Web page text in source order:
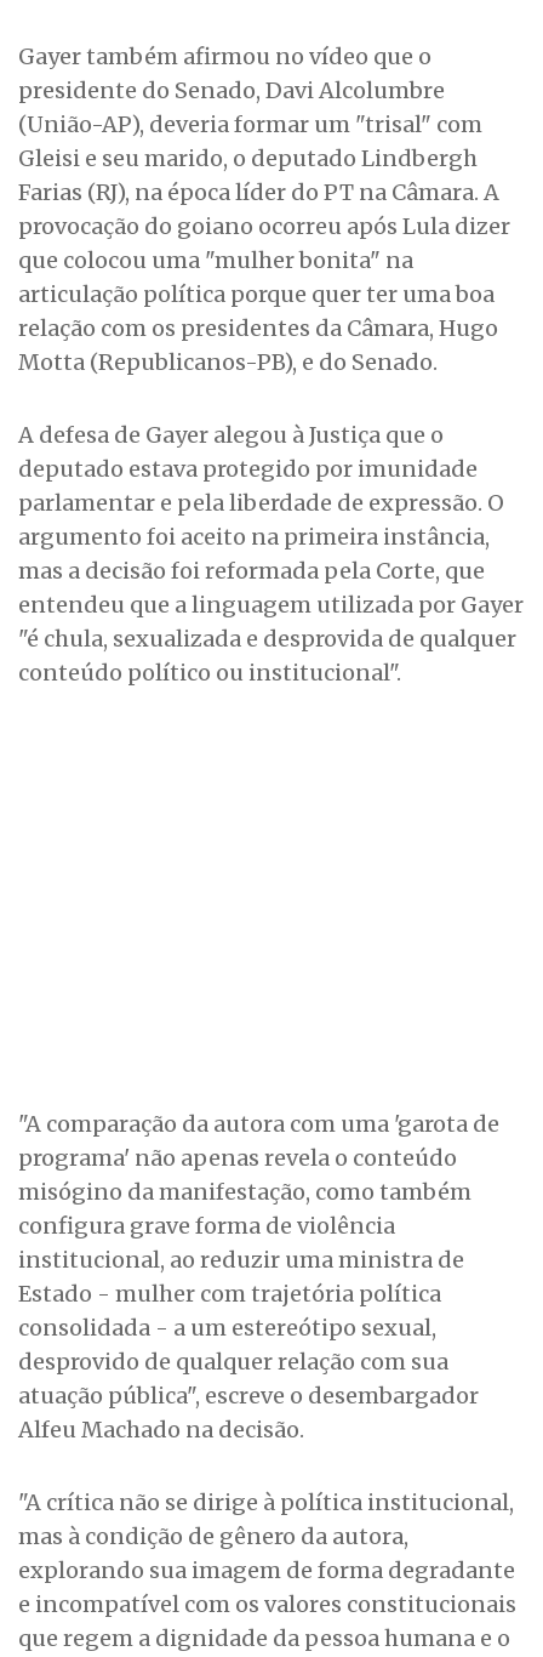
Gayer também afirmou no vídeo que o
presidente do Senado, Davi Alcolumbre
(União-AP), deveria formar um "trisal" com
Gleisi e seu marido, o deputado Lindbergh
Farias (RJ), na época líder do PT na Câmara. A
provocação do goiano ocorreu após Lula dizer
que colocou uma "mulher bonita" na
articulação política porque quer ter uma boa
relação com os presidentes da Câmara, Hugo
Motta (Republicanos-PB), e do Senado.
A defesa de Gayer alegou à Justiça que o
deputado estava protegido por imunidade
parlamentar e pela liberdade de expressão. O
argumento foi aceito na primeira instância,
mas a decisão foi reformada pela Corte, que
entendeu que a linguagem utilizada por Gayer
"é chula, sexualizada e desprovida de qualquer
conteúdo político ou institucional".
"A comparação da autora com uma 'garota de
programa' não apenas revela o conteúdo
misógino da manifestação, como também
configura grave forma de violência
institucional, ao reduzir uma ministra de
Estado - mulher com trajetória política
consolidada - a um estereótipo sexual,
desprovido de qualquer relação com sua
atuação pública", escreve o desembargador
Alfeu Machado na decisão.
"A crítica não se dirige à política institucional,
mas à condição de gênero da autora,
explorando sua imagem de forma degradante
e incompatível com os valores constitucionais
que regem a dignidade da pessoa humana e o